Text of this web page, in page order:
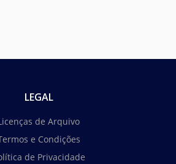
LEGAL
de Arquivo
e Condições
de Privacidade